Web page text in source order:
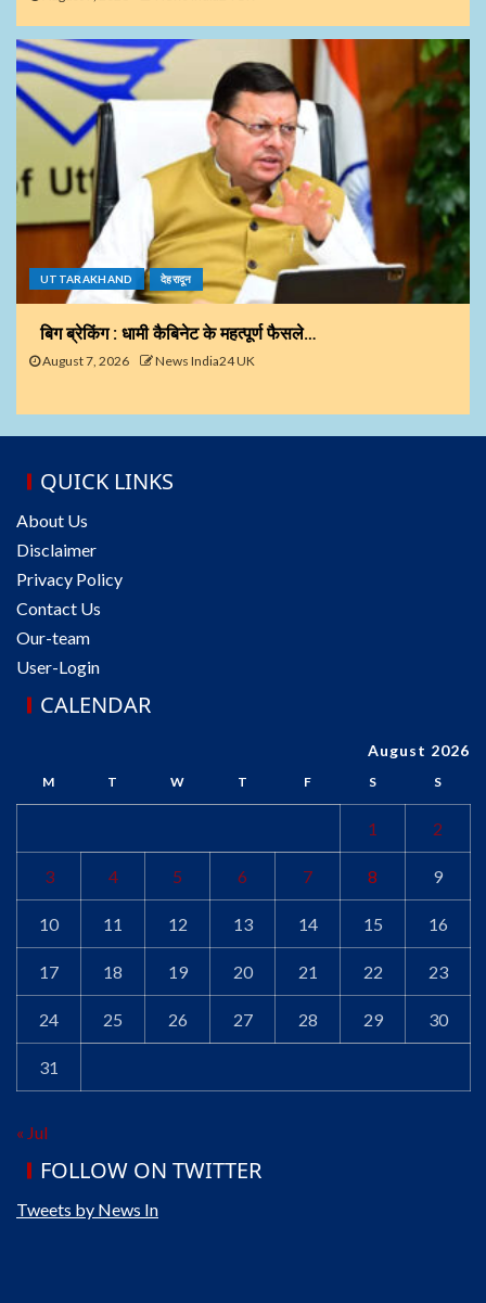
UTTARAKHAND देहरादून
बिग ब्रेकिंग : धामी कैबिनेट के महत्पूर्ण फैसले…
August 7, 2026 News India24 UK
QUICK LINKS
About Us
Disclaimer
Privacy Policy
Contact Us
Our-team
User-Login
CALENDAR
August 2026
M T W T F S S
1 2
3 4 5 6 7 8 9
10 11 12 13 14 15 16
17 18 19 20 21 22 23
24 25 26 27 28 29 30
31
« Jul
FOLLOW ON TWITTER
Tweets by News In